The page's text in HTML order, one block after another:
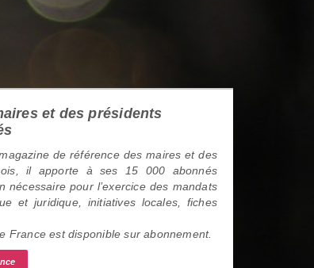
et des présidents
de référence des maires et des
il apporte à ses 15 000 abonnés
nécessaire pour l’exercice des mandats
et juridique, initiatives locales, fiches
France est disponible sur abonnement.